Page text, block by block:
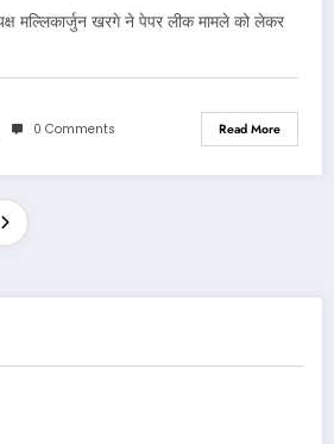
मल्लिकार्जुन खरगे ने पेपर लीक मामले को लेकर
0 Comments Read More